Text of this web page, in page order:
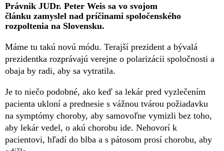
Právnik JUDr. Peter Weis sa vo svojom
článku zamyslel nad príčinami spoločenského
rozpoltenia na Slovensku.
Máme tu takú novú módu. Terajší prezident a bývalá
prezidentka rozprávajú verejne o polarizácii spoločnosti a
obaja by radi, aby sa vytratila.
Je to niečo podobné, ako keď sa lekár pred vyzlečením
pacienta ukloní a prednesie s vážnou tvárou požiadavku
na symptómy choroby, aby samovoľne vymizli bez toho,
aby lekár vedel, o akú chorobu ide. Nehovorí k
pacientovi, hľadí do blba a s pátosom prosí chorobu, aby